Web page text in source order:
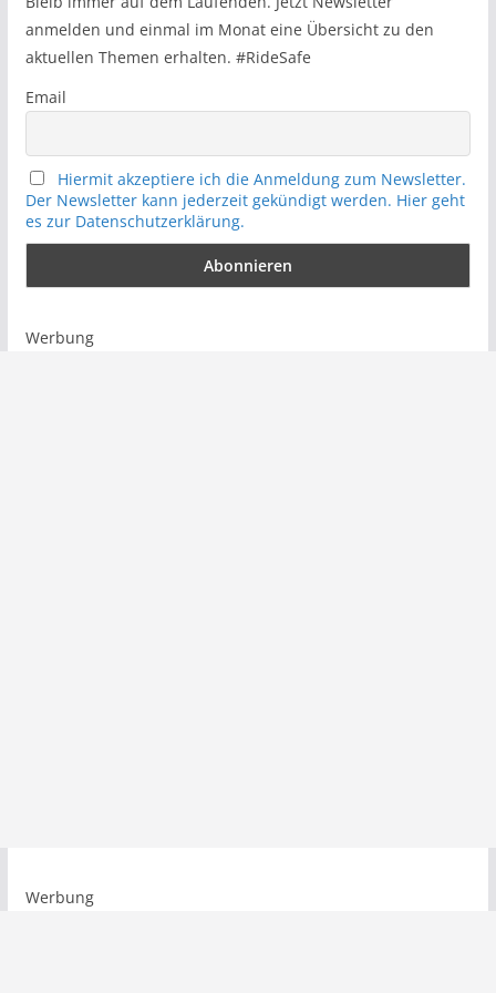
anmelden und einmal im Monat eine Übersicht zu den
aktuellen Themen erhalten. #RideSafe
Email
Hiermit akzeptiere ich die Anmeldung zum Newsletter.
Der Newsletter kann jederzeit gekündigt werden. Hier geht
es zur Datenschutzerklärung.
Werbung
Werbung